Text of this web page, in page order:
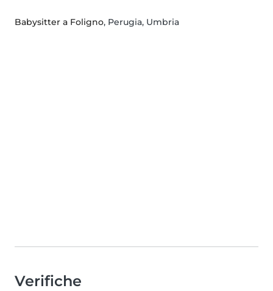
Babysitter a Foligno, Perugia, Umbria
Verifiche